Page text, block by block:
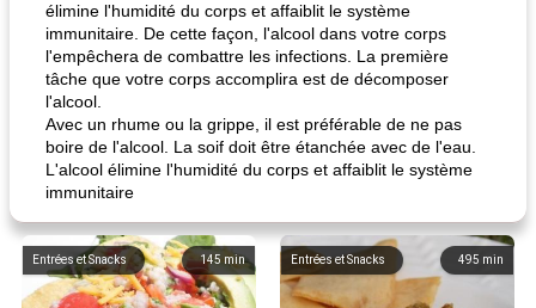
élimine l'humidité du corps et affaiblit le système
immunitaire. De cette façon, l'alcool dans votre corps
l'empêchera de combattre les infections. La première
tâche que votre corps accomplira est de décomposer
l'alcool.
Avec un rhume ou la grippe, il est préférable de ne pas
boire de l'alcool. La soif doit être étanchée avec de l'eau.
L'alcool élimine l'humidité du corps et affaiblit le système
immunitaire
145 min
Entrées et Snacks 495 min
Entrées et Snacks